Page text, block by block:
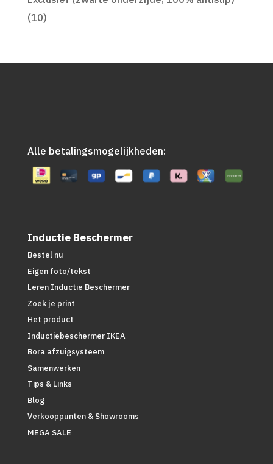
(10)
Alle betalingsmogelijkheden:
Inductie Beschermer
Bestel nu
Eigen foto/tekst
Leren Inductie Beschermer
Zoek je print
Het product
Inductiebeschermer IKEA
Bora afzuigsysteem
Samenwerken
Tips & Links
Blog
Verkooppunten & Showrooms
MEGA SALE